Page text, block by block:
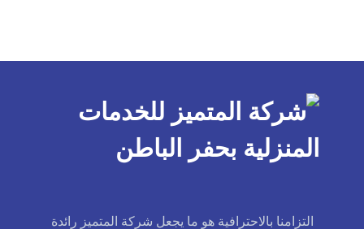
التزامنا بالاحترافية هو ما يجعل شركة المتميز رائدة